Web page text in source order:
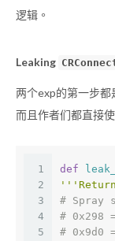
逻辑。
Leaking
两个exp的第一步都
而且作者们都直接
1
2
3
4
5
def
# Spray
# 0x298
# 0x9d0